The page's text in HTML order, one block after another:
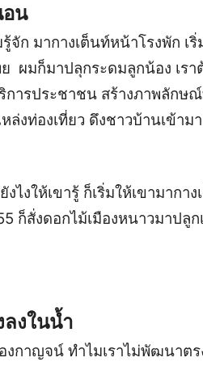
อน
จัก มากางเต็นท์หน้าโรงพัก
ผมก็มาปลุกระดมลูกน้อง เรา
ารประชาชน สร้างภาพลักษ
ล่งท่องเที่ยว ดึงชาวบ้านเข้าม
ไงให้เขารู้ ก็เริ่มให้เขามากา
ก็สั่งดอกไม้เมืองหนาวมาปลู
ลงในน้ำ
งกาญจน์ ทำไมเราไม่พัฒนาต